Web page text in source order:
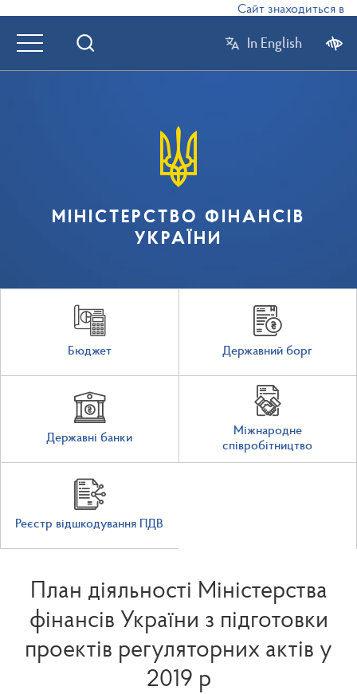
Сайт знаходиться в
In English
МІНІСТЕРСТВО ФІНАНСІВ
УКРАЇНИ
Бюджет Державний борг
Державні банки
Міжнародне
співробітництво
Реєстр відшкодування ПДВ
План діяльності Міністерства
фінансів України з підготовки
проектів регуляторних актів у
2019 р